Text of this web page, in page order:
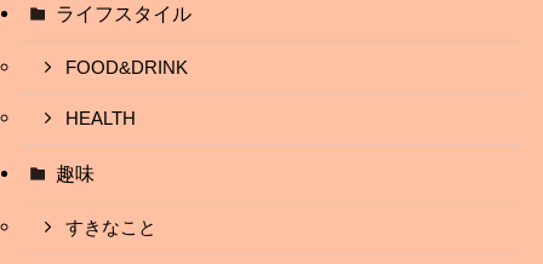
ライフスタイル
FOOD&DRINK
HEALTH
趣味
すきなこと